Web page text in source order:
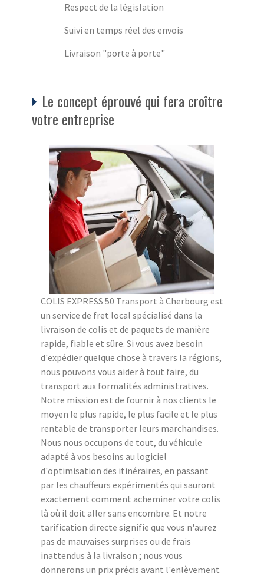
Respect de la législation
Suivi en temps réel des envois
Livraison "porte à porte"
Le concept éprouvé qui fera croître
votre entreprise
COLIS EXPRESS 50 Transport à Cherbourg est
un service de fret local spécialisé dans la
livraison de colis et de paquets de manière
rapide, fiable et sûre. Si vous avez besoin
d'expédier quelque chose à travers la régions,
nous pouvons vous aider à tout faire, du
transport aux formalités administratives.
Notre mission est de fournir à nos clients le
moyen le plus rapide, le plus facile et le plus
rentable de transporter leurs marchandises.
Nous nous occupons de tout, du véhicule
adapté à vos besoins au logiciel
d'optimisation des itinéraires, en passant
par les chauffeurs expérimentés qui sauront
exactement comment acheminer votre colis
là où il doit aller sans encombre. Et notre
tarification directe signifie que vous n'aurez
pas de mauvaises surprises ou de frais
inattendus à la livraison ; nous vous
donnerons un prix précis avant l'enlèvement